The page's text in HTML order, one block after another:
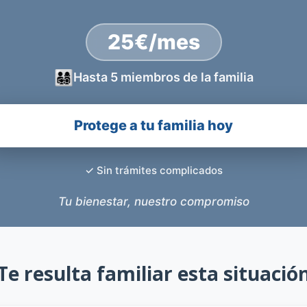
25€/mes
👨‍👩‍👧‍👦 Hasta 5 miembros de la familia
Protege a tu familia hoy
✓ Sin trámites complicados
Tu bienestar, nuestro compromiso
resulta familiar esta